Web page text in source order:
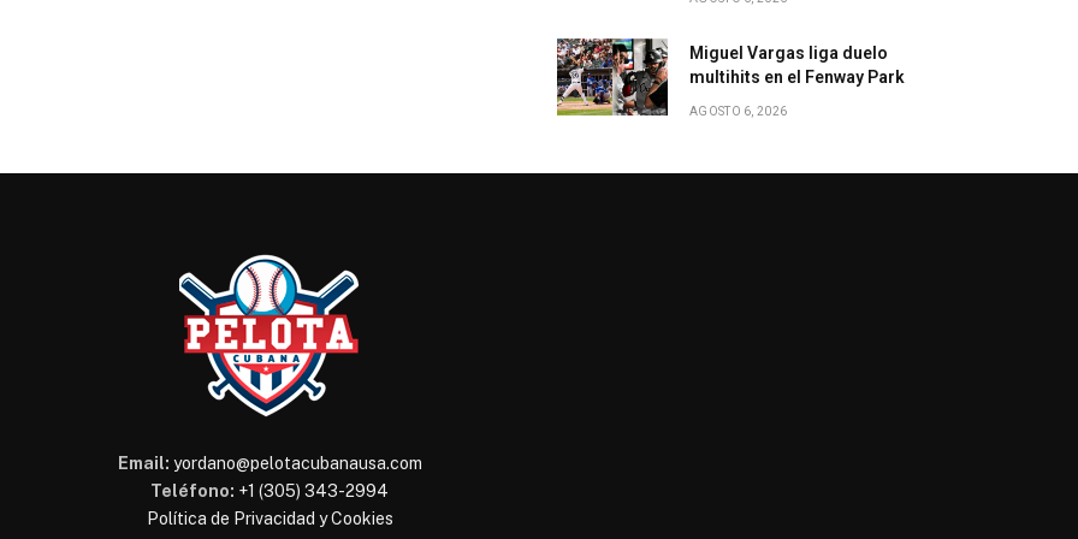
Miguel Vargas liga duelo
multihits en el Fenway Park
AGOSTO 6, 2026
Email: yordano@pelotacubanausa.com
Teléfono: +1 (305) 343-2994
Política de Privacidad y Cookies